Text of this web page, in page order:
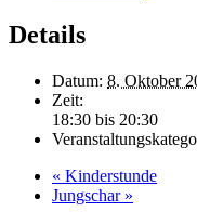
Details
Datum: 8. Oktober
Zeit:
18:30 bis 20:30
« Kinderstunde
Jungschar »